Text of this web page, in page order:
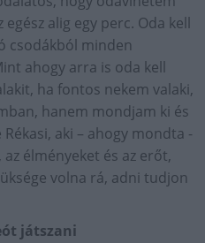
egész alig egy perc. Oda kell
csodákból minden
ahogy arra is oda kell
ha fontos nekem valaki,
hanem mondjam ki és
aki – ahogy mondta -
élményeket és az erőt,
volna rá, adni tudjon
játszani